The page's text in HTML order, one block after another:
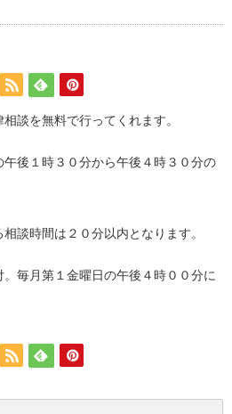
談を無料で行ってくれます。
後１時３０分から午後４時３０分の
談時間は２０分以内となります。
毎月第１金曜日の午後４時００分に